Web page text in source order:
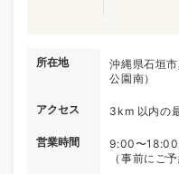
所在地
沖縄県石垣
公園南）
アクセス 3km 以内の
営業時間
9:00〜18:00
（事前にご